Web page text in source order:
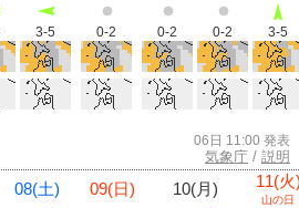
3-5 0-2 0-2 0-2 3-5
06日 11:00 発表
気象庁 / 説明
08(土) 09(日) 10(月) 11(火
山の日